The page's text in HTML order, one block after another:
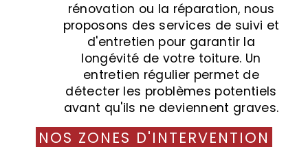
rénovation ou la réparation, nous
proposons des services de suivi et
d'entretien pour garantir la
longévité de votre toiture. Un
entretien régulier permet de
détecter les problèmes potentiels
avant qu'ils ne deviennent graves.
NOS ZONES D'INTERVENTION